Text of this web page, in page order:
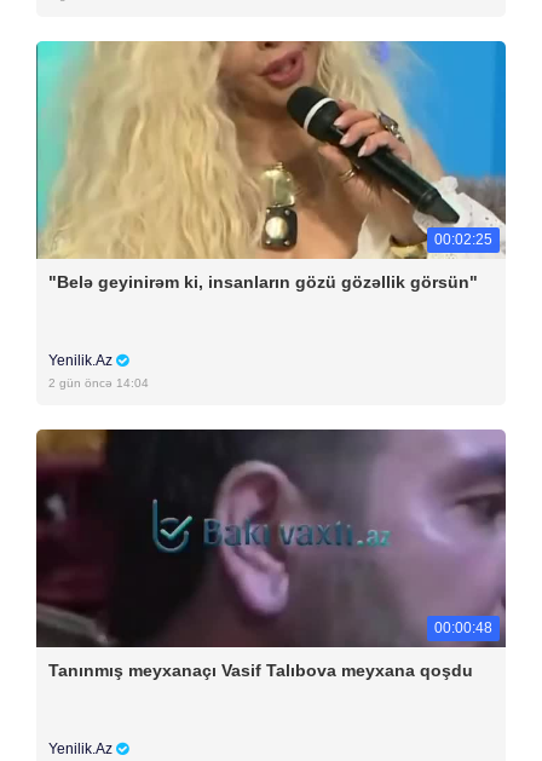
00:02:25
"Belə geyinirəm ki, insanların gözü gözəllik görsün"
Yenilik.Az
2 gün öncə 14:04
00:00:48
Tanınmış meyxanaçı Vasif Talıbova meyxana qoşdu
Yenilik.Az